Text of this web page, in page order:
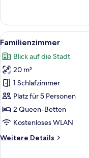
Zweibettzimmer
Alle
Fotos
für
Familienzimmer
anzeigen
8
Familienzimmer
Blick auf die Stadt
20 m²
1 Schlafzimmer
Platz für 5 Personen
2 Queen-Betten
Kostenloses WLAN
Weitere Details
Weitere